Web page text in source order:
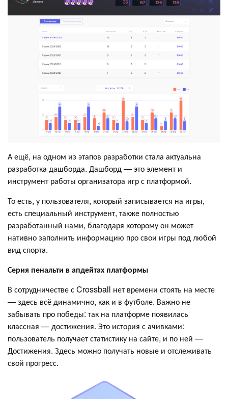
А ещё, на одном из этапов разработки стала актуальна
разработка дашборда. Дашборд — это элемент и
инструмент работы организатора игр с платформой.
То есть, у пользователя, который записывается на игры,
есть специальный инструмент, также полностью
разработанный нами, благодаря которому он может
нативно заполнить информацию про свои игры под любой
вид спорта.
Серия пенальти в апдейтах платформы
В сотрудничестве с Crossball нет времени стоять на месте
— здесь всё динамично, как и в футболе. Важно не
забывать про победы: так на платформе появилась
классная — достижения. Это история с ачивками:
пользователь получает статистику на сайте, и по ней —
Достижения. Здесь можно получать новые и отслеживать
свой прогресс.